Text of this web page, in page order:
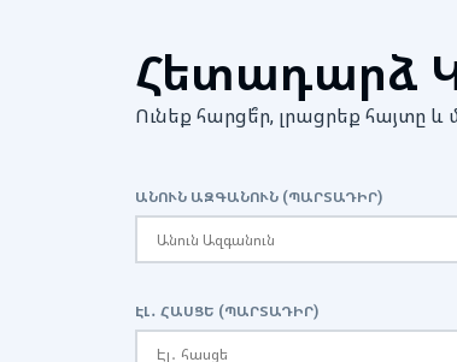
Հետադարձ
Ունեք հարցե՞ր, լրացրեք
ԱՆՈՒՆ ԱԶԳԱՆՈՒՆ (ՊԱՐՏԱԴԻՐ)
ԷԼ․ ՀԱՍՑԵ (ՊԱՐՏԱԴԻՐ)